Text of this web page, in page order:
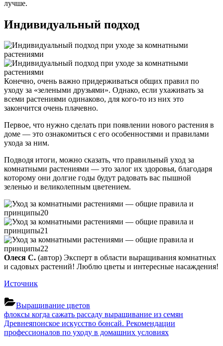
лучше.
Индивидуальный подход
Конечно, очень важно придерживаться общих правил по
уходу за «зелеными друзьями». Однако, если ухаживать за
всеми растениями одинаково, для кого-то из них это
закончится очень плачевно.
Первое, что нужно сделать при появлении нового растения в
доме — это ознакомиться с его особенностями и правилами
ухода за ним.
Подводя итоги, можно сказать, что правильный уход за
комнатными растениями — это залог их здоровья, благодаря
которому они долгие годы будут радовать вас пышной
зеленью и великолепным цветением.
Олеся С. (автор) Эксперт в области выращивания комнатных
и садовых растений! Люблю цветы и интересные насаждения!
Источник
Выращивание цветов
Навигация
по
Previous
Post:
флоксы когда сажать рассаду выращивание из семян
Next
Post:
Древнеяпонское искусство бонсай. Рекомендации
профессионалов по уходу в домашних условиях